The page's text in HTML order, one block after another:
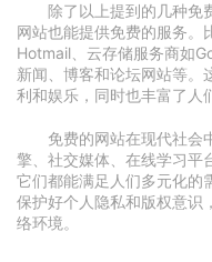
除了以上提到的几种免
网站也能提供免费的服务。
Hotmail、云存储服务商如
新闻、博客和论坛网站等。
利和娱乐，同时也丰富了人
免费的网站在现代社会
擎、社交媒体、在线学习平
它们都能满足人们多元化的
保护好个人隐私和版权意识
络环境。